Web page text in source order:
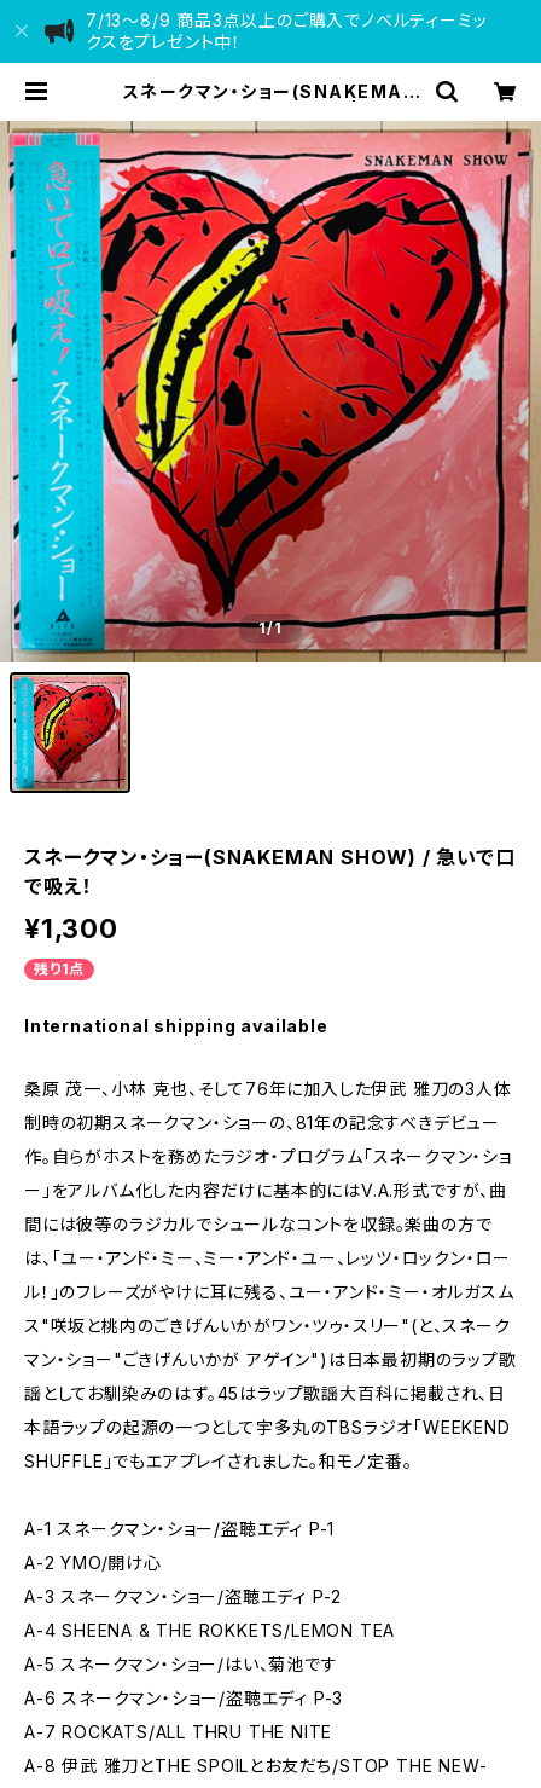
7/13〜8/9 商品3点以上のご購入でノベルティーミッ
クスをプレゼント中！
スネークマン・ショー(SNAKEMAN
DEALER
1/1
スネークマン・ショー(SNAKEMAN SHOW) / 急いで口
で吸え！
¥1,300
残り1点
International shipping available
桑原 茂一、小林 克也、そして76年に加入した伊武 雅刀の3人体
制時の初期スネークマン・ショーの、81年の記念すべきデビュー
作。自らがホストを務めたラジオ・プログラム「スネークマン・ショ
ー」をアルバム化した内容だけに基本的にはV.A.形式ですが、曲
間には彼等のラジカルでシュールなコントを収録。楽曲の方で
は、「ユー・アンド・ミー、ミー・アンド・ユー、レッツ・ロックン・ロー
ル！」のフレーズがやけに耳に残る、ユー・アンド・ミー・オルガスム
ス"咲坂と桃内のごきげんいかがワン・ツゥ・スリー"(と、スネーク
マン・ショー"ごきげんいかが アゲイン")は日本最初期のラップ歌
謡としてお馴染みのはず。45はラップ歌謡大百科に掲載され、日
本語ラップの起源の一つとして宇多丸のTBSラジオ「WEEKEND
SHUFFLE」でもエアプレイされました。和モノ定番。
A-1 スネークマン・ショー/盗聴エディ P-1
A-2 YMO/開け心
A-3 スネークマン・ショー/盗聴エディ P-2
A-4 SHEENA & THE ROKKETS/LEMON TEA
A-5 スネークマン・ショー/はい、菊池です
A-6 スネークマン・ショー/盗聴エディ P-3
A-7 ROCKATS/ALL THRU THE NITE
A-8 伊武 雅刀とTHE SPOILとお友だち/STOP THE NEW-